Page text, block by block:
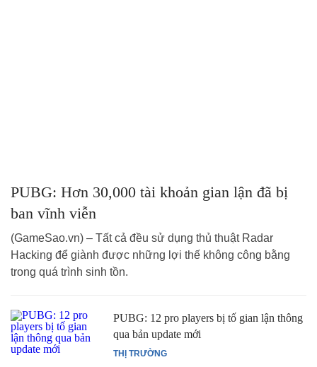
PUBG: Hơn 30,000 tài khoản gian lận đã bị
ban vĩnh viễn
(GameSao.vn) – Tất cả đều sử dụng thủ thuật Radar
Hacking để giành được những lợi thế không công bằng
trong quá trình sinh tồn.
THỊ TRƯỜNG
PUBG: 12 pro players bị tố gian lận thông
qua bản update mới